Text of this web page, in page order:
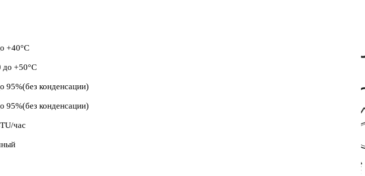
+40°С
до +50°С
95%(без конденсации)
95%(без конденсации)
час